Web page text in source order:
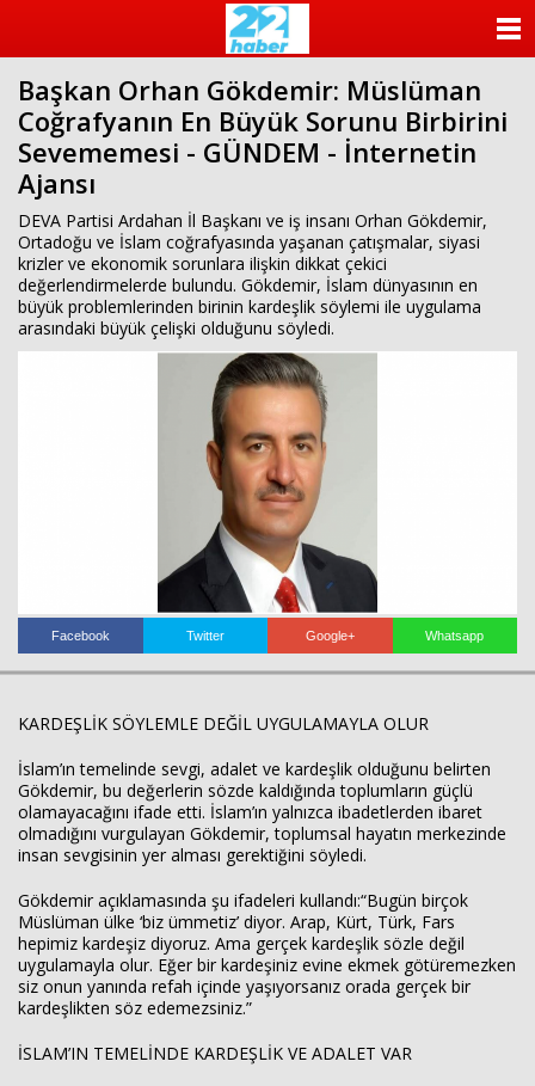
Başkan Orhan Gökdemir: Müslüman
Coğrafyanın En Büyük Sorunu Birbirini
Sevememesi - GÜNDEM - İnternetin
Ajansı
DEVA Partisi Ardahan İl Başkanı ve iş insanı Orhan Gökdemir,
Ortadoğu ve İslam coğrafyasında yaşanan çatışmalar, siyasi
krizler ve ekonomik sorunlara ilişkin dikkat çekici
değerlendirmelerde bulundu. Gökdemir, İslam dünyasının en
büyük problemlerinden birinin kardeşlik söylemi ile uygulama
arasındaki büyük çelişki olduğunu söyledi.
Facebook Twitter Google+ Whatsapp
KARDEŞLİK SÖYLEMLE DEĞİL UYGULAMAYLA OLUR
İslam’ın temelinde sevgi, adalet ve kardeşlik olduğunu belirten
Gökdemir, bu değerlerin sözde kaldığında toplumların güçlü
olamayacağını ifade etti. İslam’ın yalnızca ibadetlerden ibaret
olmadığını vurgulayan Gökdemir, toplumsal hayatın merkezinde
insan sevgisinin yer alması gerektiğini söyledi.
Gökdemir açıklamasında şu ifadeleri kullandı:“Bugün birçok
Müslüman ülke ‘biz ümmetiz’ diyor. Arap, Kürt, Türk, Fars
hepimiz kardeşiz diyoruz. Ama gerçek kardeşlik sözle değil
uygulamayla olur. Eğer bir kardeşiniz evine ekmek götüremezken
siz onun yanında refah içinde yaşıyorsanız orada gerçek bir
kardeşlikten söz edemezsiniz.”
İSLAM’IN TEMELİNDE KARDEŞLİK VE ADALET VAR
KATEGORİLER
YAZARLAR
FOTO GALERİ
VİDEO GALERİ
Haberin Doğru Adresi.